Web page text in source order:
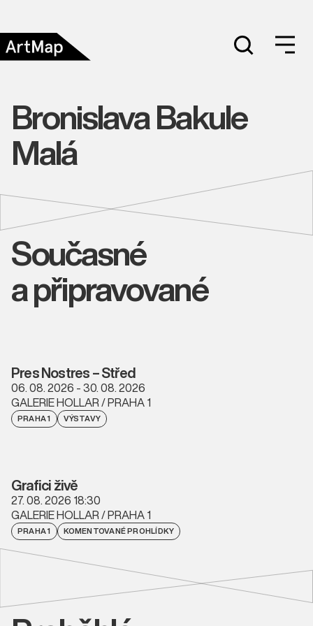
Bronislava Bakule
Malá
Současné
a připravované
Pres Nostres – Střed
06. 08. 2026 - 30. 08. 2026
GALERIE HOLLAR / PRAHA 1
PRAHA 1 VÝSTAVY
Grafici živě
27. 08. 2026 18:30
GALERIE HOLLAR / PRAHA 1
PRAHA 1 KOMENTOVANÉ PROHLÍDKY